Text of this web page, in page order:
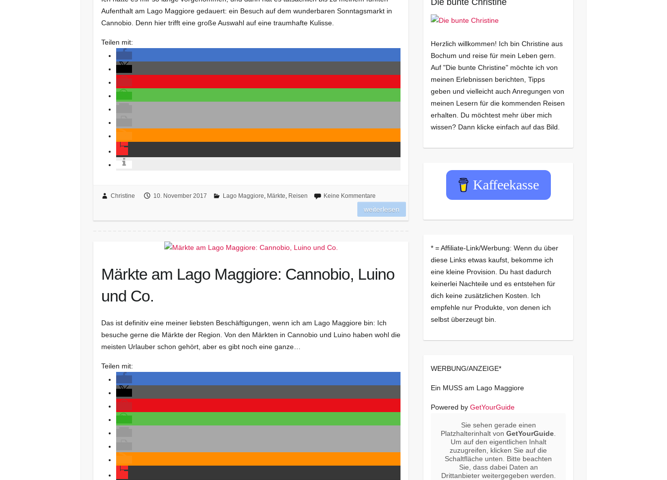
Aufenthalt am Lago Maggiore gedauert: ein Besuch auf dem wunderbaren Sonntagsmarkt in
Cannobio. Denn hier trifft eine große Auswahl auf eine traumhafte Kulisse.
Teilen mit:
Christine 10. November 2017 Lago Maggiore, Märkte, Reisen Keine Kommentare
weiterlesen
Märkte am Lago Maggiore: Cannobio, Luino
und Co.
Das ist definitiv eine meiner liebsten Beschäftigungen, wenn ich am Lago Maggiore bin: Ich
besuche gerne die Märkte der Region. Von den Märkten in Cannobio und Luino haben wohl die
meisten Urlauber schon gehört, aber es gibt noch eine ganze…
Teilen mit:
Die bunte Christine
Herzlich willkommen! Ich bin Christine aus
Bochum und reise für mein Leben gern.
Auf "Die bunte Christine" möchte ich von
meinen Erlebnissen berichten, Tipps
geben und vielleicht auch Anregungen von
meinen Lesern für die kommenden Reisen
erhalten. Du möchtest mehr über mich
wissen? Dann klicke einfach auf das Bild.
Kaffeekasse
* = Affiliate-Link/Werbung: Wenn du über
diese Links etwas kaufst, bekomme ich
eine kleine Provision. Du hast dadurch
keinerlei Nachteile und es entstehen für
dich keine zusätzlichen Kosten. Ich
empfehle nur Produkte, von denen ich
selbst überzeugt bin.
WERBUNG/ANZEIGE*
Ein MUSS am Lago Maggiore
Powered by GetYourGuide
Sie sehen gerade einen
Platzhalterinhalt vonGetYourGuide
Um auf den eigentlichen Inhalt
zuzugreifen, klicken Sie auf die
Schaltfläche unten. Bitte beachten
Sie, dass dabei Daten an
Drittanbieter weitergegeben werden.